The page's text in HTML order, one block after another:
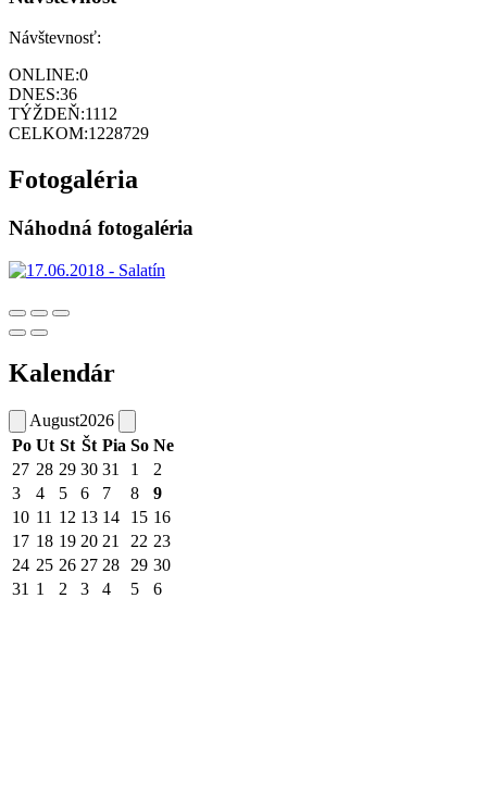
Návštevnosť:
ONLINE:0
DNES:36
TÝŽDEŇ:1112
CELKOM:1228729
Fotogaléria
Náhodná fotogaléria
Kalendár
August2026
Po Ut St Št Pia So Ne
27 28 29 30 31 1
2
3
4 5 6 7 8
9
10 11 12 13 14 15 16
17 18 19 20 21 22 23
24 25 26 27 28 29 30
31 1 2 3 4 5 6